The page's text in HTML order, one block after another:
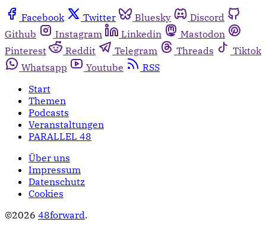
Facebook Twitter Bluesky
Discord
Github
Instagram Linkedin
Mastodon
Pinterest
Reddit Telegram Threads
Tiktok
Whatsapp
Youtube
RSS
Start
Themen
Podcasts
Veranstaltungen
PARALLEL 48
Über uns
Impressum
Datenschutz
Cookies
©2026 48forward.